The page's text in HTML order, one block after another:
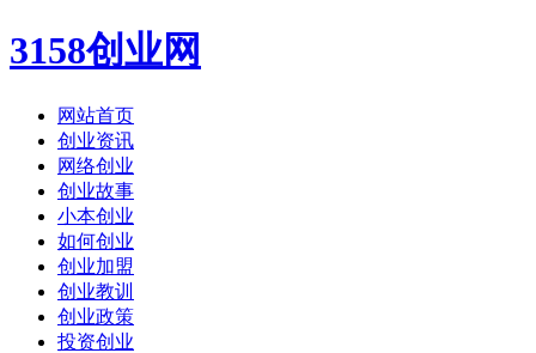
3158创业网
网站首页
创业资讯
网络创业
创业故事
小本创业
如何创业
创业加盟
创业教训
创业政策
投资创业